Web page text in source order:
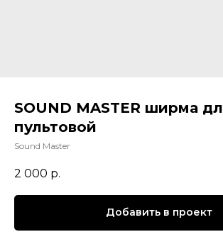
SOUND MASTER ширма
пультовой
Sound Master
2 000 р.
Добавить в проект